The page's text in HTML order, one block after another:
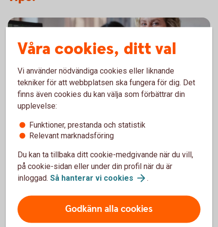
Ramavtalsportalen – för dig med
ramavtal inom leasing
Ramavtalsportalen gör hanteringen av
leasingärenden enklare, smidigare och mer
Information och funktioner samlat på ett ställe.
Följ status på dina ärenden digitalt, ladda ner
Våra cookies, ditt val
Vi använder nödvändiga cookies eller liknande
tekniker för att webbplatsen ska fungera för dig. Det
finns även cookies du kan välja som förbättrar din
upplevelse:
Funktioner, prestanda och statistik
Relevant marknadsföring
Du kan ta tillbaka ditt cookie-medgivande när du vill,
på cookie-sidan eller under din profil när du är
inloggad. Så hanterar vi cookies .
Godkänn alla cookies